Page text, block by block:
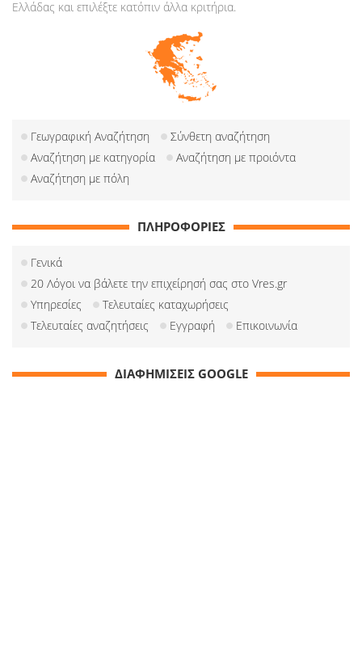
Ελλάδας και επιλέξτε κατόπιν άλλα κριτήρια.
Γεωγραφική Αναζήτηση
Σύνθετη αναζήτηση
Αναζήτηση με κατηγορία
Αναζήτηση με προιόντα
Αναζήτηση με πόλη
ΠΛΗΡΟΦΟΡΙΕΣ
Γενικά
20 Λόγοι να βάλετε την επιχείρησή σας στο Vres.gr
Υπηρεσίες
Τελευταίες καταχωρήσεις
Τελευταίες αναζητήσεις
Εγγραφή Επικοινωνία
ΔΙΑΦΗΜΙΣΕΙΣ GOOGLE